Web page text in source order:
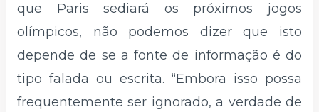
que Paris sediará os próximos jogos
olímpicos, não podemos dizer que isto
depende de se a fonte de informação é do
tipo falada ou escrita. “Embora isso possa
frequentemente ser ignorado, a verdade de